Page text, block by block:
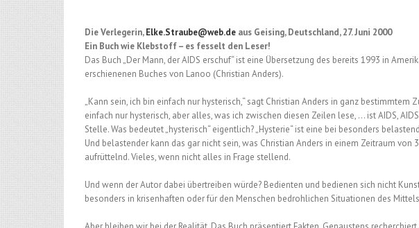
Die Verlegerin,Elke.Straube@web.de aus Geising, Deutschland, 27. Juni 2000
Ein Buch wie Klebstoff – es fesselt den Leser!
Das Buch „Der Mann, der AIDS erschuf“ ist eine Übersetzung des bereits 1993 in
erschienenen Buches von Lanoo (Christian Anders).
„Kann sein, ich bin einfach nur hysterisch,“ sagt Christian Anders in ganz bestimmtem
einfach nur hysterisch, aber alles, was ich zwischen diesen Zeilen lese, … ist AIDS,
Stelle. Was bedeutet „hysterisch“ eigentlich? „Hysterie“ ist eine bei besonders
Und belastender kann das gar nicht sein, was Christian Anders in einem Zeitraum von
aufrüttelnd. Vieles, wenn nicht alles in Frage stellend.
Und wenn der Autor dabei übertreiben würde? Bedienten und bedienen sich nicht
besonders in krisenhaften oder für den Menschen bedrohlichen Situationen des